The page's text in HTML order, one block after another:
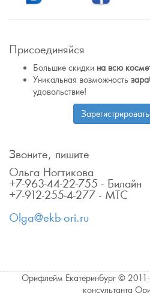
Присоединяйся
Большие скидки на всю
Уникальная возможность
удовольствие!
Звоните, пишите
Ольга Ногтикова
+7-963-44-22-755 - Билайн
+7-912-255-4-277 - МТС
Olga@ekb-ori.ru
Орифлейм Екатеринбург ©
консультанта